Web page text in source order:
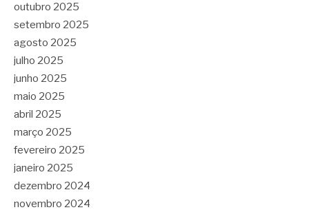
outubro 2025
setembro 2025
agosto 2025
julho 2025
junho 2025
maio 2025
abril 2025
março 2025
fevereiro 2025
janeiro 2025
dezembro 2024
novembro 2024